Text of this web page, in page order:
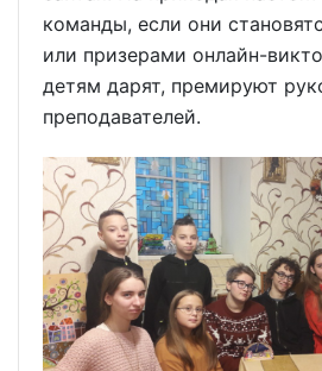
команды, если они
или призерами онлайн-
детям дарят, премируют
преподавателей.